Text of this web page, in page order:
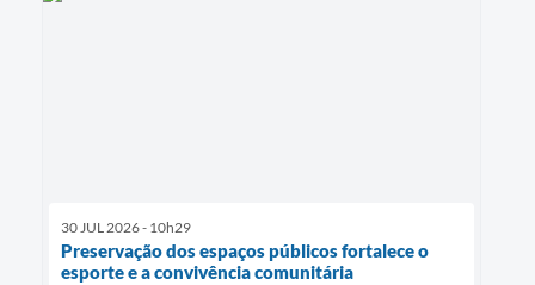
30 JUL 2026 - 10h29
Preservação dos espaços públicos fortalece o
esporte e a convivência comunitária